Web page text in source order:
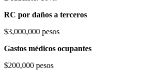
RC por daños a terceros
$3,000,000 pesos
Gastos médicos ocupantes
$200,000 pesos